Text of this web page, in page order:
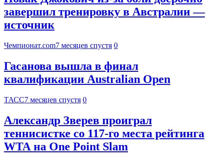
завершил тренировку в Австралии —
источник
Чемпионат.com7 месяцев спустя 0
Гасанова вышла в финал
квалификации Australian Open
ТАСС7 месяцев спустя 0
Александр Зверев проиграл
теннисистке со 117-го места рейтинга
WTA на One Point Slam